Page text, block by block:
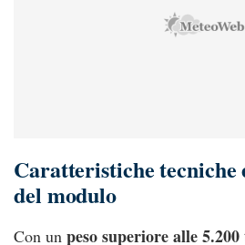
Caratteristiche tecniche
del modulo
Con un peso superiore alle